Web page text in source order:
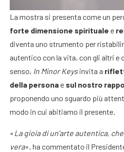
La mostra si presenta come un
forte dimensione spirituale e
diventa uno strumento per
autentico con la vita, con gli altri e
senso, In Minor Keysinvita a
della personae sul nostro
proponendo uno sguardo più
modo in cui abitiamo il presente.
«La gioia di un’arte autentica,
vera», ha commentato il